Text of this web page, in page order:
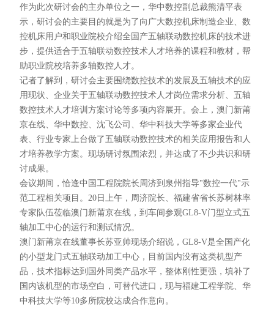
作为此次研讨会的主办单位之一，华中数控副总裁熊清平表
示，研讨会的主要目的就是为了向广大数控机床制造企业、数
控机床用户和职业院校介绍全国产五轴联动数控机床的技术进
步，提供适合于五轴联动数控技术人才培养的课程和教材，帮
助职业院校培养多轴数控人才。
记者了解到，研讨会主要围绕数控技术的发展及五轴技术的应
用现状、企业关于五轴联动数控技术人才岗位需求分析、五轴
数控技术人才培训方案讨论等多项内容展开。会上，澳门新莆
京在线、华中数控、沈飞公司、华中科技大学等多家企业代
表、行业专家上台做了五轴联动数控技术的相关应用报告和人
才培养教学方案。现场研讨氛围浓烈，并达成了不少共识和研
讨成果。
会议期间，恰逢中国工程院院长周济到泉州指导"数控一代"示
范工程相关项目。20日上午，周济院长、福建省省长苏树林率
专家队伍莅临澳门新莆京在线，到车间参观GL8-V门型立式五
轴加工中心的运行和测试情况。
澳门新莆京在线董事长苏亚帅现场介绍说，GL8-V是全国产化
的小型龙门式五轴联动加工中心，目前国内没有这类机型产
品，技术指标达到国外同类产品水平，整体刚性更强，填补了
国内该机型的市场空白，可替代进口，现与福建工程学院、华
中科技大学等10多所院校达成合作意向。